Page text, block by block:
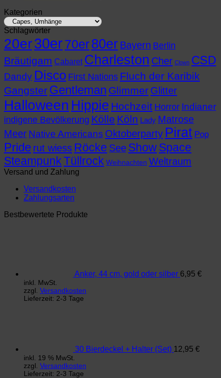
Kategorien
Schlagwörter
20er30er70er80er Bayern Berlin
Bräutigam Cabaret Charleston Cher Clown CSD
Dandy Disco First Nations Fluch der Karibik
Gangster Gentleman Glimmer Glitter
Halloween Hippie Hochzeit Horror Indianer
indigene Bevölkerung Kölle Köln Lady Matrose
Meer Native Americans Oktoberparty Pirat Pop
Pride rut wiess Röcke See ShowSpace
SteampunkTüllrock Weihnachten Weltraum
Versand und Zahlung
Versandkosten
Zahlungsarten
Bestbewertete Produkte
Anker, 44 cm, gold oder silber 6,95 €
inkl. MwSt.
zzgl. Versandkosten
Lieferzeit: 2-3 Tage
30 Bierdeckel + Halter (Set) 12,95 €
inkl. 19 % MwSt.
zzgl. Versandkosten
Lieferzeit: 2-3 Tage